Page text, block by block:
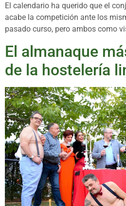
El calendario ha querido que el
acabe la competición ante los
pasado curso, pero ambos como
El almanaque
de la hostelería